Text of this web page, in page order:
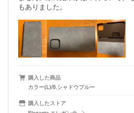
もありました。
購入した商品
カラー(L)/8.シャドウブルー
購入したストア